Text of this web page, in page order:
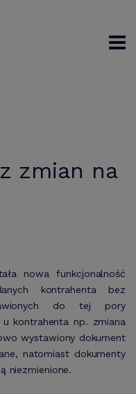
zmian na
nowa funkcjonalność
kontrahenta bez
do tej pory
kontrahenta np. zmiana
wystawiony dokument
natomiast dokumenty
niezmienione.